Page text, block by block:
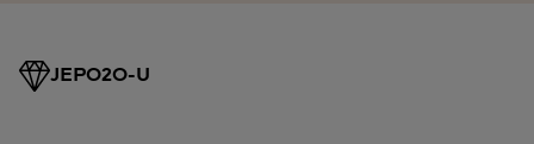
JEP020-U